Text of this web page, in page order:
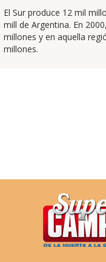
El Sur produce 12 mil
mill de Argentina. En
millones y en aquella
millones.